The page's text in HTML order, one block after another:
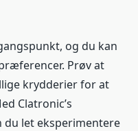
og du kan
Prøv at
krydderier for at
Clatronic’s
du let eksperimentere